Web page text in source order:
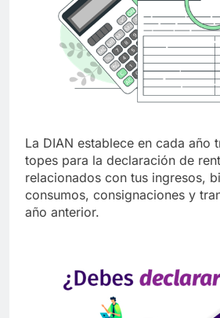
La DIAN establece en cada año
topes para la declaración de
relacionados con tus ingresos,
consumos, consignaciones y
año anterior.